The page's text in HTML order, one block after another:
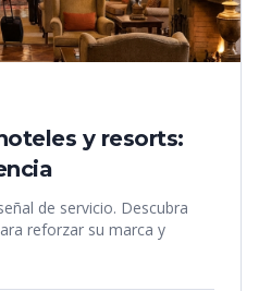
y resorts:
de servicio. Descubra
reforzar su marca y